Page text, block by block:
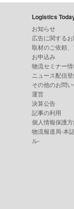
Logistics
お知らせ
広告に関する
取材のご依頼
お申込み
物流セミナー
ニュース配信
その他のお問
運営
決算公告
記事の利用
個人情報保護
物流報道局-本
ル-